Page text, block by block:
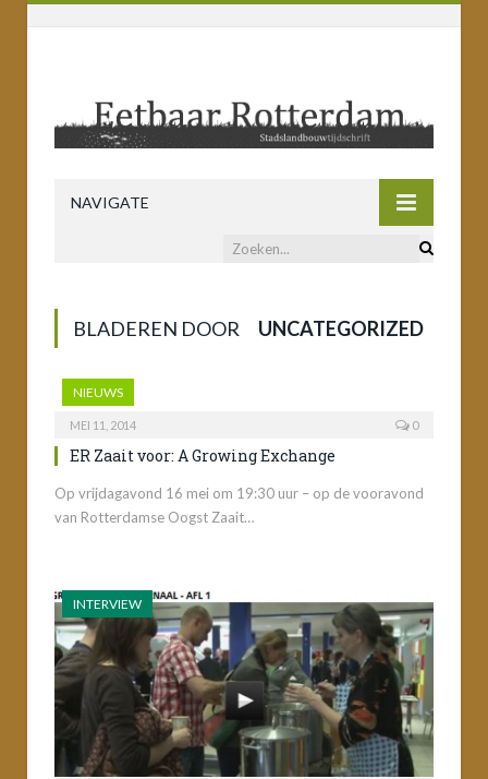
NAVIGATE
BLADEREN DOOR UNCATEGORIZED
NIEUWS
MEI 11, 2014 0
ER Zaait voor: A Growing Exchange
Op vrijdagavond 16 mei om 19:30 uur – op de vooravond
van Rotterdamse Oogst Zaait…
INTERVIEW